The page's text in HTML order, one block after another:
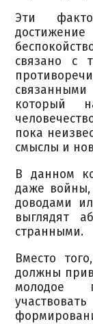
Эти
связано с
который
пока
смыслы и
В данном
даже войны,
доводами
выглядят
странными.
Вместо
должны
молодое